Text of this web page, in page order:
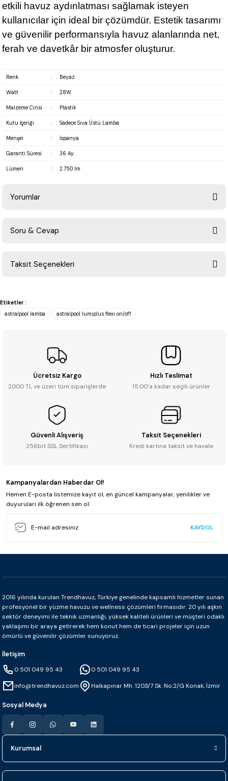
etkili havuz aydınlatması sağlamak isteyen
kullanıcılar için ideal bir çözümdür. Estetik tasarımı
ve güvenilir performansıyla havuz alanlarında net,
ferah ve davetkâr bir atmosfer oluşturur.
Renk : Beyaz
Watt : 28W
Malzeme Cinsi : Plastik
Kutu İçeriği : Sadece Sıva Üstü Lamba
Menşei : İspanya
Garanti Süresi : 36 Ay
Lümen : 2.750 lm
Yorumlar
Soru & Cevap
Taksit Seçenekleri
Etiketler :
astralpool lamba
astralpool lumiplus flexi on/off
Ücretsiz Kargo
2000 TL ve üzeri tüm siparişlerde
Hızlı Teslimat
15:00’a kadar seçili ürünler
Güvenli Alışveriş
256bit SSL Sertifikası
Taksit Seçenekleri
Kredi kartına taksit ve havale
Kampanyalardan Haberdar Ol!
Hemen E-posta listemize kayıt ol, en güncel kampanyalar, yenilikler ve
duyuruları ilk öğrenen sen ol.
KAYDOL
2016 yılında kurulan Trendhavuz, Türkiye genelinde kapsamlı hizmetler sunan
profesyonel bir yüzme havuzu ve wellness çözümleri firmasıdır. 20 yılı aşkın
sektör deneyimi ile teknik uzmanlığı, yüksek kaliteli ürünleri ve müşteri odaklı
yaklaşımı bir araya getirerek hem konut hem de ticari projeler için uzun
ömürlü ve güvenilir çözümler sunuyoruz.
İletişim
0 501 049 95 43
info@trendhavuz.com
0 501 049 95 43
Halkapınar Mh. 1203/7 Sk. No:2/G Konak, İzmir
Sosyal Medya
Kurumsal